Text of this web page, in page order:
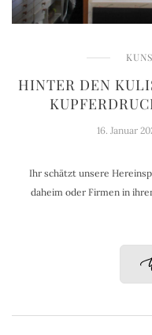
HINTER DEN
16. Januar
Ihr schätzt unsere
daheim oder Firmen in